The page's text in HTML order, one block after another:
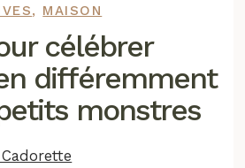
, MAISON
célébrer
différemment
monstres